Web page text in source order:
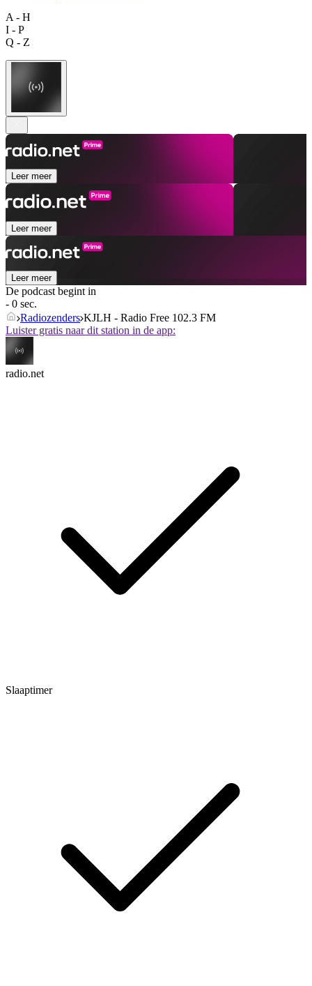
A - H
I - P
Q - Z
Leer meer
Leer meer
Leer meer
De podcast begint in
- 0 sec.
Radiozenders KJLH - Radio Free 102.3 FM
Luister gratis naar dit station in de app:
radio.net
Slaaptimer